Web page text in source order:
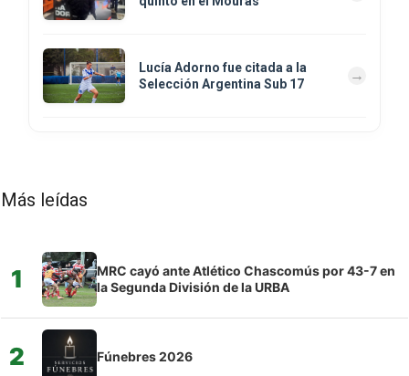
Lucía Adorno fue citada a la
Selección Argentina Sub 17
Más leídas
1
MRC cayó ante Atlético Chascomús por 43-7 en
la Segunda División de la URBA
2 Fúnebres 2026